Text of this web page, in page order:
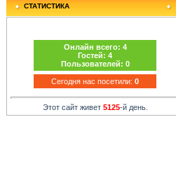
СТАТИСТИКА
Онлайн всего: 4
Гостей: 4
Пользователей: 0
Сегодня нас посетили: 0
Этот сайт живет 5125-й день.